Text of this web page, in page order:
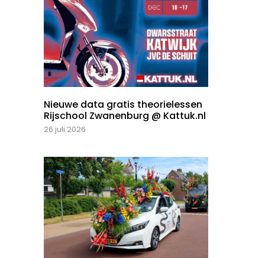
Nieuwe data gratis theorielessen
Rijschool Zwanenburg @ Kattuk.nl
26 juli 2026